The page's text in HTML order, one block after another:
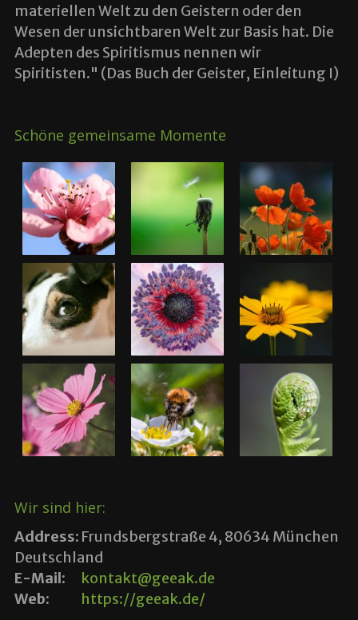
materiellen Welt zu den Geistern oder den
Wesen der unsichtbaren Welt zur Basis hat. Die
Adepten des Spiritismus nennen wir
Spiritisten." (Das Buch der Geister, Einleitung I)
Schöne gemeinsame Momente
Wir sind hier:
Address:Frundsbergstraße 4, 80634 München
Deutschland
E-Mail:
kontakt@geeak.de
Web:
https://geeak.de/